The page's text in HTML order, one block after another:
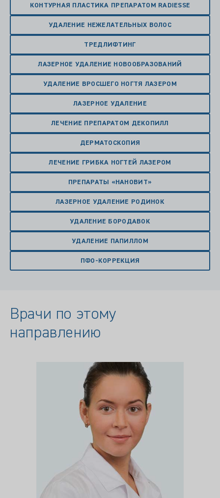
КОНТУРНАЯ ПЛАСТИКА ПРЕПАРАТОМ RADIESSE
УДАЛЕНИЕ НЕЖЕЛАТЕЛЬНЫХ ВОЛОС
ТРЕДЛИФТИНГ
ЛАЗЕРНОЕ УДАЛЕНИЕ НОВООБРАЗОВАНИЙ
УДАЛЕНИЕ ВРОСШЕГО НОГТЯ ЛАЗЕРОМ
ЛАЗЕРНОЕ УДАЛЕНИЕ
ЛЕЧЕНИЕ ПРЕПАРАТОМ ДЕКОПИЛЛ
ДЕРМАТОСКОПИЯ
ЛЕЧЕНИЕ ГРИБКА НОГТЕЙ ЛАЗЕРОМ
ПРЕПАРАТЫ «НАНОВИТ»
ЛАЗЕРНОЕ УДАЛЕНИЕ РОДИНОК
УДАЛЕНИЕ БОРОДАВОК
УДАЛЕНИЕ ПАПИЛЛОМ
ПФО-КОРРЕКЦИЯ
Врачи по этому
направлению